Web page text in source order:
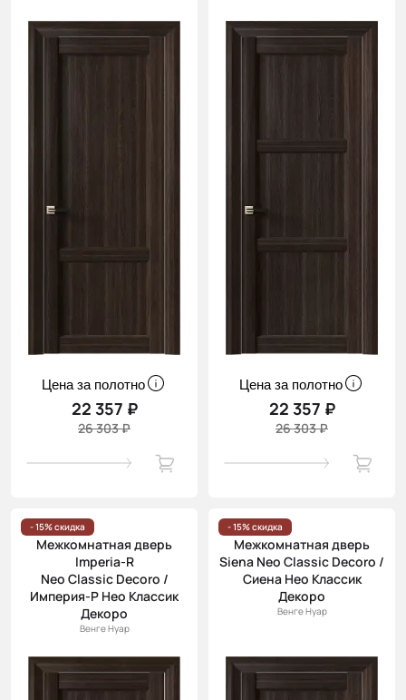
Цена за полотно
22 357 ₽
26 303 ₽
Цена за полотно
22 357 ₽
26 303 ₽
- 15% скидка
Межкомнатная дверь
Imperia-R
Neo Classic Decoro /
Империя-Р Нео Классик
Декоро
Венге Нуар
- 15% скидка
Межкомнатная дверь
Siena Neo Classic Decoro /
Сиена Нео Классик
Декоро
Венге Нуар